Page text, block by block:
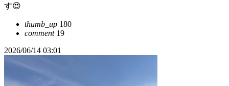
す😍
thumb_up 180
comment19
2026/06/14 03:01